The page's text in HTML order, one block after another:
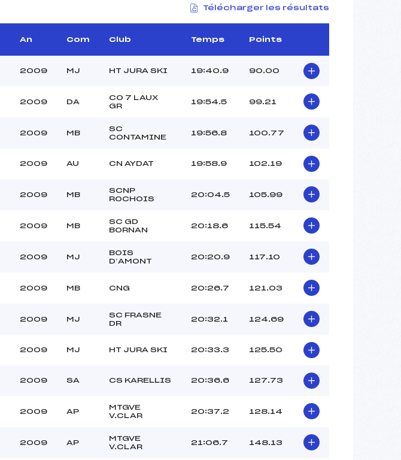
–
Distance :
7.5 km
Point Haut :
90 m
30 m
Télécharger les résultats
An Com Club Temps Points
2009 MJ HT JURA SKI 19:40.9 90.00
2009 DA
CO 7 LAUX
GR
19:54.5 99.21
2009 MB
SC
CONTAMINE
19:56.8 100.77
2009 AU CN AYDAT 19:58.9 102.19
2009 MB
SCNP
ROCHOIS
20:04.5 105.99
2009 MB
SC GD
BORNAN
20:18.6 115.54
2009 MJ
BOIS
D’AMONT
20:20.9 117.10
2009 MB CNG 20:26.7 121.03
2009 MJ
SC FRASNE
DR
20:32.1 124.69
2009 MJ HT JURA SKI 20:33.3 125.50
2009 SA CS KARELLIS 20:36.6 127.73
2009 AP
MTGVE
V.CLAR
20:37.2 128.14
2009 AP
MTGVE
V.CLAR
21:06.7 148.13